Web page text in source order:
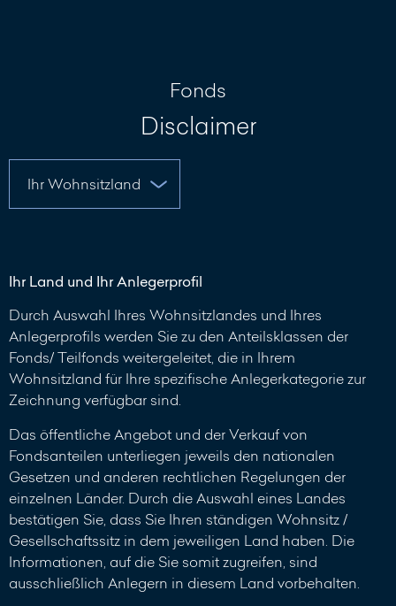
Fonds
Disclaimer
Ihr Land und Ihr Anlegerprofil
Durch Auswahl Ihres Wohnsitzlandes und Ihres
Anlegerprofils werden Sie zu den Anteilsklassen der
Fonds/ Teilfonds weitergeleitet, die in Ihrem
Wohnsitzland für Ihre spezifische Anlegerkategorie zur
Zeichnung verfügbar sind.
Das öffentliche Angebot und der Verkauf von
Fondsanteilen unterliegen jeweils den nationalen
Gesetzen und anderen rechtlichen Regelungen der
einzelnen Länder. Durch die Auswahl eines Landes
bestätigen Sie, dass Sie Ihren ständigen Wohnsitz /
Gesellschaftssitz in dem jeweiligen Land haben. Die
Informationen, auf die Sie somit zugreifen, sind
ausschließlich Anlegern in diesem Land vorbehalten.